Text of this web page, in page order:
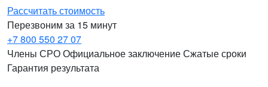
Рассчитать стоимость
Перезвоним за 15 минут
+7 800 550 27 07
Члены СРООфициальное заключениеСжатые сроки
Гарантия результата